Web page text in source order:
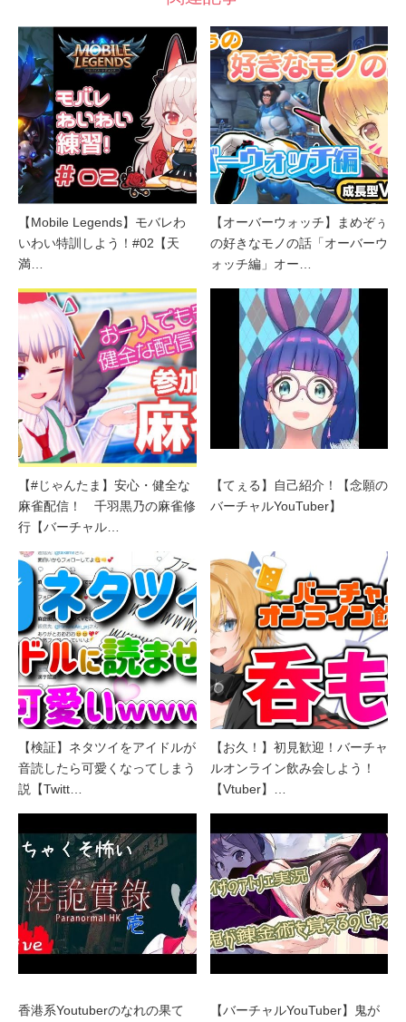
【Mobile Legends】モバレわ
いわい特訓しよう！#02【天
満…
【オーバーウォッチ】まめぞぅ
の好きなモノの話「オーバーウ
ォッチ編」オー…
【#じゃんたま】安心・健全な
麻雀配信！ 千羽黒乃の麻雀修
行【バーチャル…
【てぇる】自己紹介！【念願の
バーチャルYouTuber】
【検証】ネタツイをアイドルが
音読したら可愛くなってしまう
説【Twitt…
【お久！】初見歓迎！バーチャ
ルオンライン飲み会しよう！
【Vtuber】…
香港系Youtuberのなれの果て
【バーチャルYouTuber】鬼が